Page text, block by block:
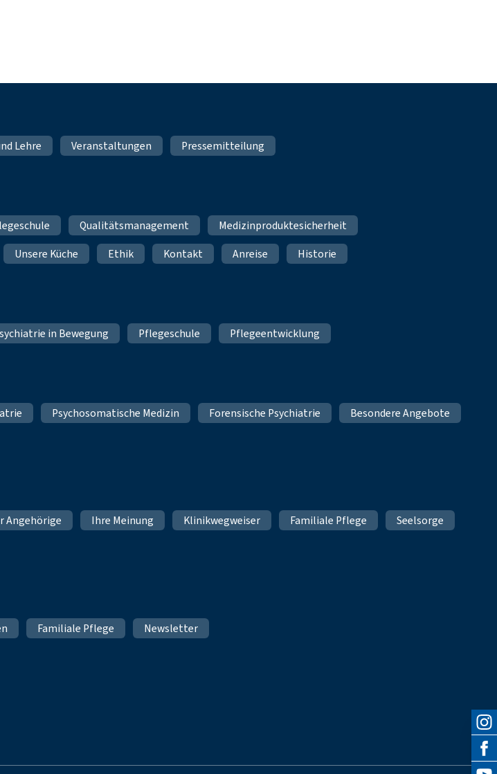
Lehre Veranstaltungen Pressemitteilung
Qualitätsmanagement
Medizinproduktesicherheit
Unsere Küche Ethik Kontakt Anreise Historie
in Bewegung Pflegeschule Pflegeentwicklung
Psychosomatische Medizin Forensische Psychiatrie
Besondere Angebote
Angehörige Ihre Meinung Klinikwegweiser Familiale Pflege
Seelsorge
Familiale Pflege Newsletter